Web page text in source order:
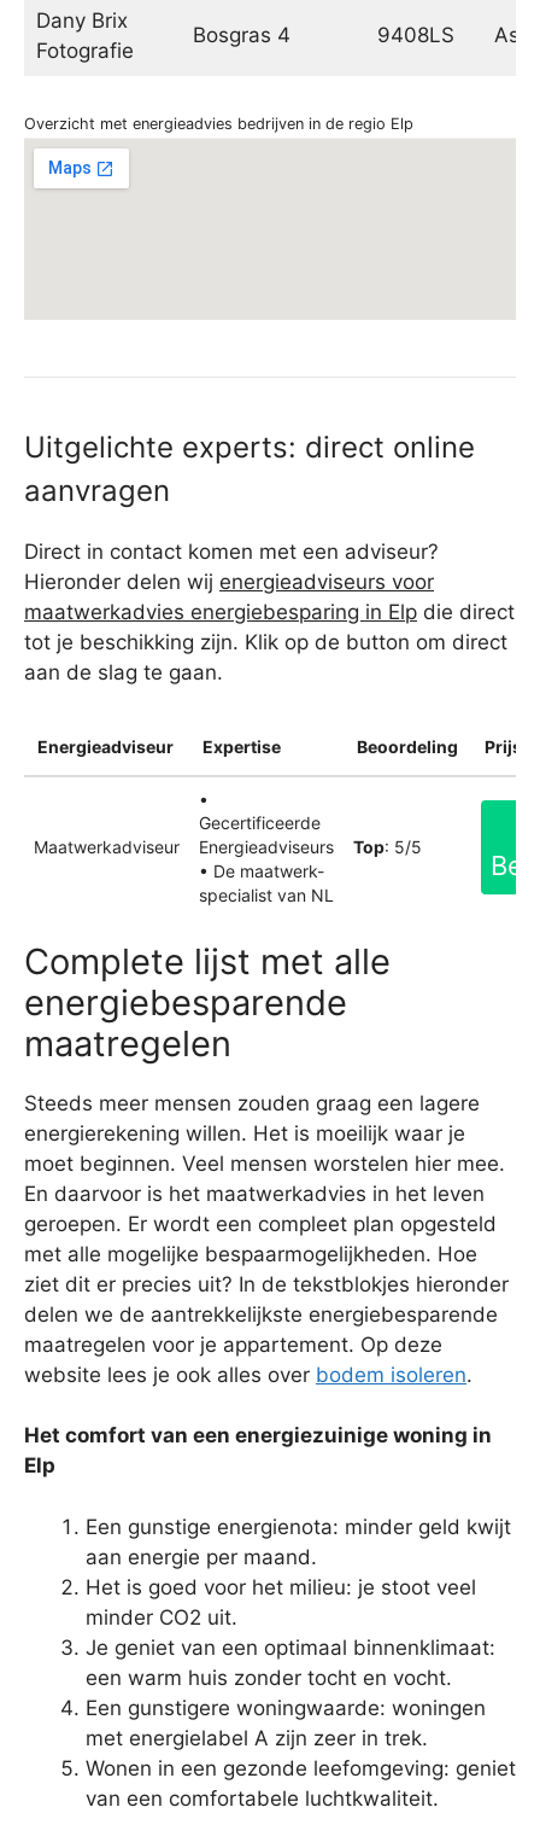
Dany Brix
Fotografie
Bosgras 4 9408LS
Overzicht met energieadvies bedrijven in de regio Elp
Uitgelichte experts: direct online
aanvragen
Direct in contact komen met een adviseur?
Hieronder delen wij energieadviseurs voor
maatwerkadvies energiebesparing in Elp die direct
tot je beschikking zijn. Klik op de button om direct
aan de slag te gaan.
Energieadviseur Expertise Beoordeling
Maatwerkadviseur
•
Gecertificeerde
Energieadviseurs
• De maatwerk-
specialist van NL
Top: 5/5
Complete lijst met alle
energiebesparende
maatregelen
Steeds meer mensen zouden graag een lagere
energierekening willen. Het is moeilijk waar je
moet beginnen. Veel mensen worstelen hier mee.
En daarvoor is het maatwerkadvies in het leven
geroepen. Er wordt een compleet plan opgesteld
met alle mogelijke bespaarmogelijkheden. Hoe
ziet dit er precies uit? In de tekstblokjes hieronder
delen we de aantrekkelijkste energiebesparende
maatregelen voor je appartement. Op deze
website lees je ook alles over bodem isoleren.
Het comfort van een energiezuinige woning in
Elp
Een gunstige energienota: minder geld kwijt
aan energie per maand.
Het is goed voor het milieu: je stoot veel
minder CO2 uit.
Je geniet van een optimaal binnenklimaat:
een warm huis zonder tocht en vocht.
Een gunstigere woningwaarde: woningen
met energielabel A zijn zeer in trek.
Wonen in een gezonde leefomgeving: geniet
van een comfortabele luchtkwaliteit.